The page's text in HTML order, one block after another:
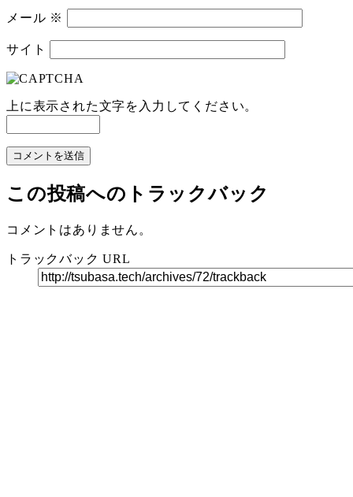
メール ※
サイト
上に表示された文字を入力してください。
この投稿へのトラックバック
コメントはありません。
トラックバック URL